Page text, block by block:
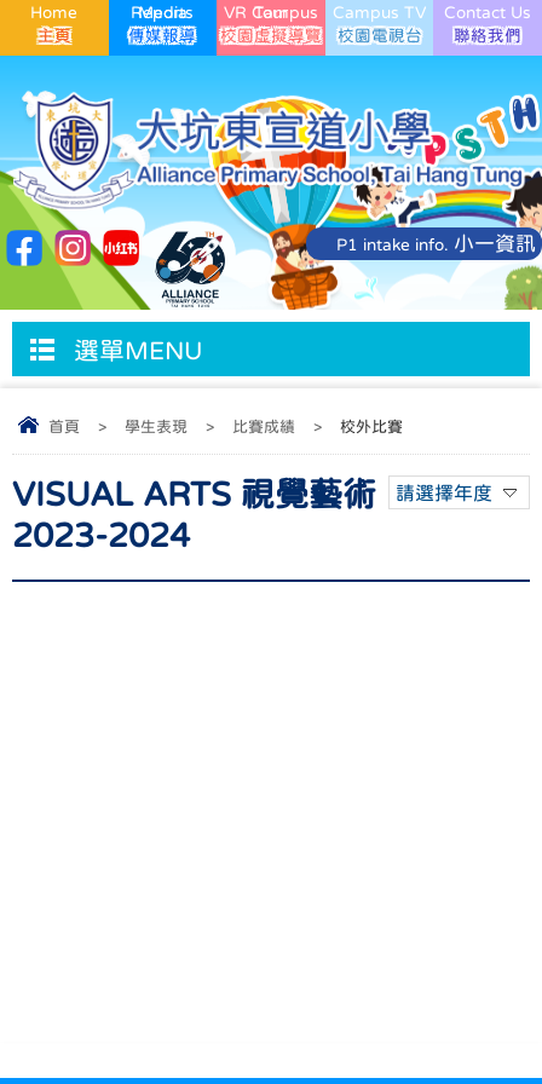
Home Media Reports VR Campus Tour Campus TV Contact Us
P1 intake info. 小一資訊
選單MENU
首頁 > 學生表現 > 比賽成績 > 校外比賽
請選擇年度
VISUAL ARTS 視覺藝術
2023-2024